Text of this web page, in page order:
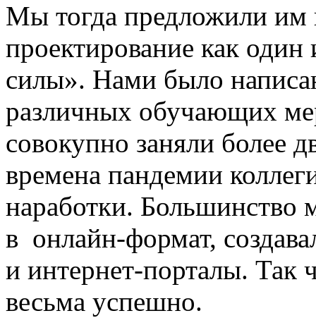
Мы тогда предложили им
проектирование как
силы». Нами было
различных обучающих
совокупно заняли более
времена пандемии
наработки. Большинство
в онлайн-формат,
и интернет-порталы. Так
весьма успешно.